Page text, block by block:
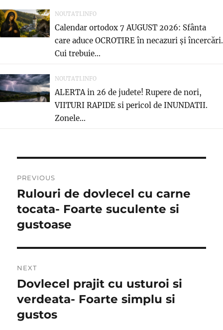
NOUTATI.INFO
Calendar ortodox 7 AUGUST 2026: Sfânta
care aduce OCROTIRE în necazuri și încercări.
Cui trebuie...
NOUTATI.INFO
ALERTA in 26 de judete! Rupere de nori,
VIITURI RAPIDE si pericol de INUNDATII.
Zonele...
navigation
PREVIOUS
Previous
post:
Rulouri de dovlecel cu carne
tocata- Foarte suculente si
gustoase
NEXT
Next
post:
Dovlecel prajit cu ​​usturoi si
verdeata- Foarte simplu si
gustos